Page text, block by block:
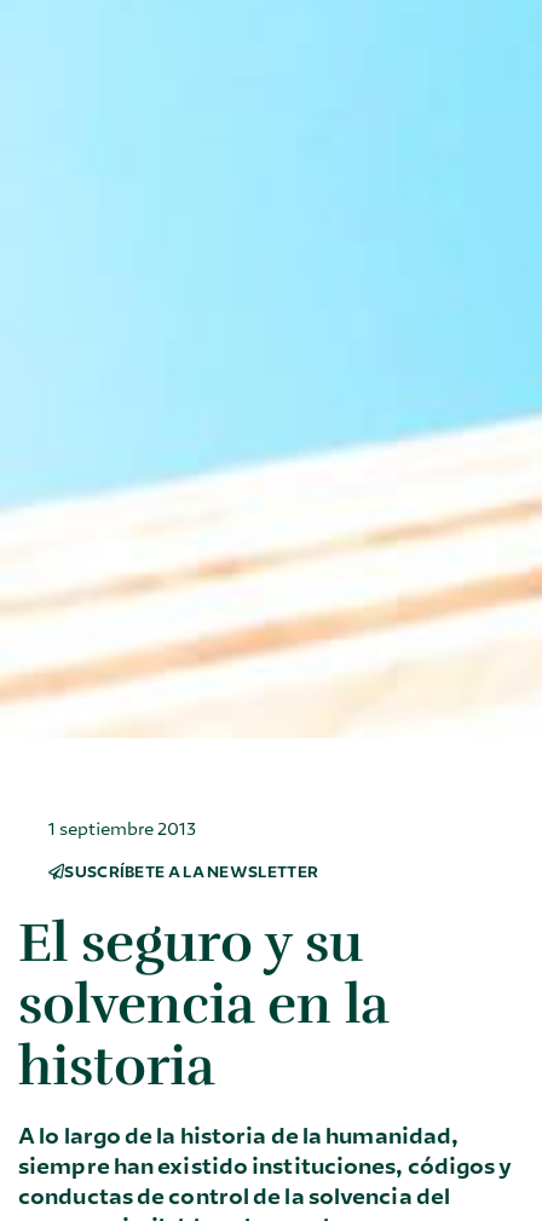
1 septiembre 2013
SUSCRÍBETE A LA NEWSLETTER
El seguro y su
solvencia en la
historia
A lo largo de la historia de la humanidad,
siempre han existido instituciones, códigos y
conductas de control de la solvencia del